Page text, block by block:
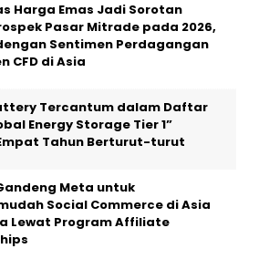
Harga Emas Jadi Sorotan
Pasar Mitrade pada 2026,
Sentimen Perdagangan
CFD di Asia
Tercantum dalam Daftar
Energy Storage Tier 1”
Tahun Berturut-turut
Meta untuk
Social Commerce di Asia
Lewat Program Affiliate